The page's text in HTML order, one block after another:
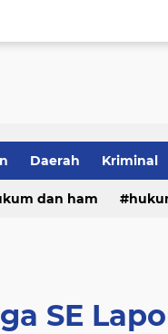
Daerah Kriminal
dan ham
SE